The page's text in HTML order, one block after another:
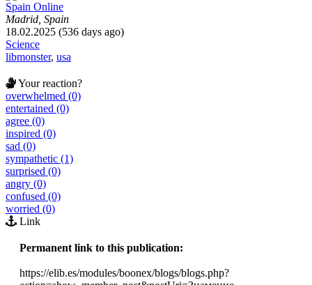
Spain Online
Madrid, Spain
18.02.2025 (536 days ago)
Science
libmonster, usa
Your reaction?
overwhelmed (0)
entertained (0)
agree (0)
inspired (0)
sad (0)
sympathetic (1)
surprised (0)
angry (0)
confused (0)
worried (0)
Link
Permanent link to this publication:
https://elib.es/modules/boonex/blogs/blogs.php?